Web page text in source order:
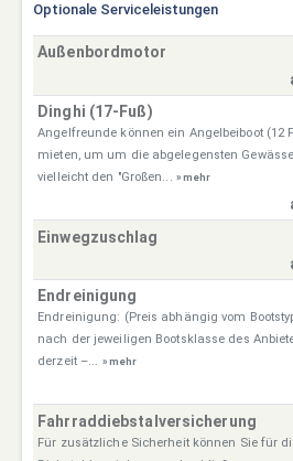
Optionale Serviceleistungen
Außenbordmotor
Dinghi (17-Fuß)
Angelfreunde können ein Angelbeiboot (12
mieten, um um die abgelegensten
vielleicht den "Großen... » mehr
Einwegzuschlag
Endreinigung
Endreinigung: (Preis abhängig vom
nach der jeweiligen Bootsklasse des
derzeit –... » mehr
Fahrraddiebstalversicherung
Für zusätzliche Sicherheit können Sie für